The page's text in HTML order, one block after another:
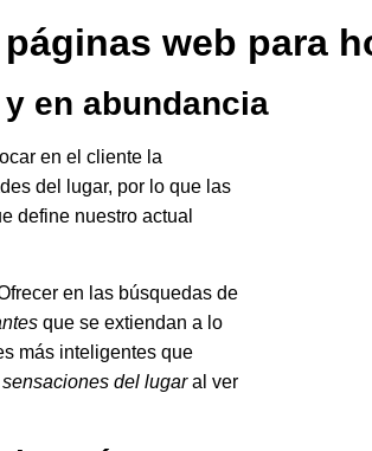
web para
en abundancia
en el cliente la
del lugar, por lo que las
define nuestro actual
en las búsquedas de
que se extiendan a lo
más inteligentes que
del lugar al ver